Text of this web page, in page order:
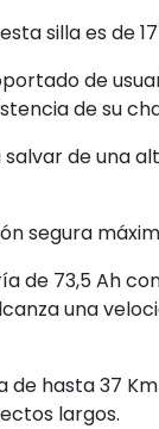
silla es de
de
de su
de una
segura
de 73,5 Ah
una
de hasta 37
largos.